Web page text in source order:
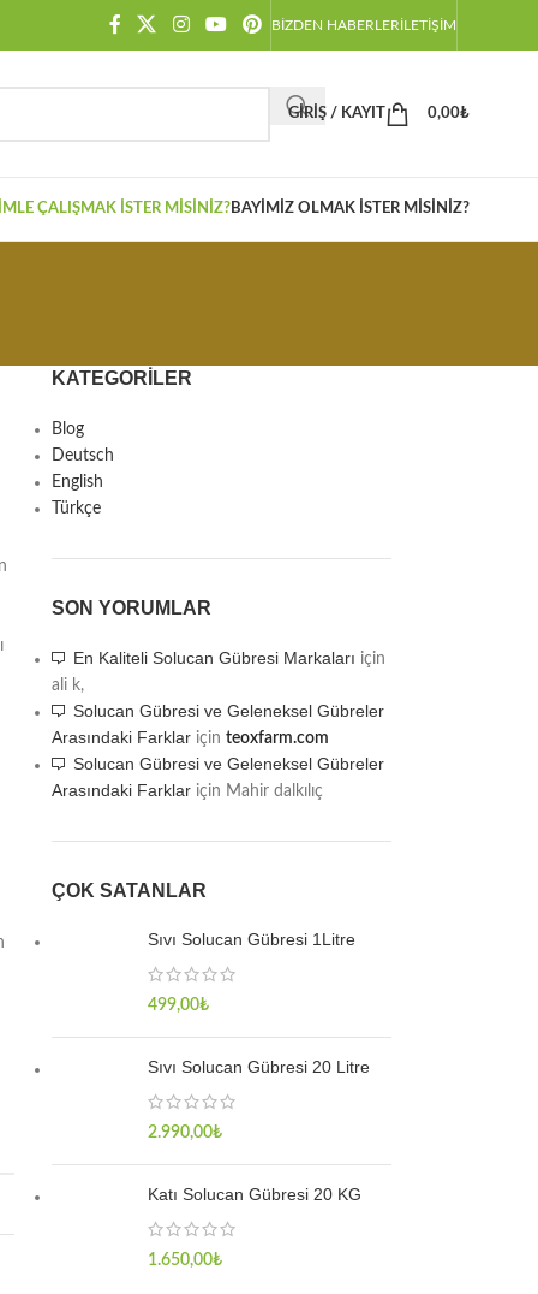
BIZDEN HABERLERİLETIŞIM
GIRIŞ / KAYIT 0,00₺
ÇALIŞMAK İSTER MISINIZ?BAYIMIZ OLMAK İSTER MISINIZ?
KATEGORILER
Blog
Deutsch
English
Türkçe
SON YORUMLAR
En Kaliteli Solucan Gübresi Markaları için
ali k,
Solucan Gübresi ve Geleneksel Gübreler
Arasındaki Farklariçin teoxfarm.com
Solucan Gübresi ve Geleneksel Gübreler
Arasındaki Farklariçin Mahir dalkılıç
ÇOK SATANLAR
Sıvı Solucan Gübresi 1Litre
499,00₺
Sıvı Solucan Gübresi 20 Litre
2.990,00₺
Katı Solucan Gübresi 20 KG
1.650,00₺